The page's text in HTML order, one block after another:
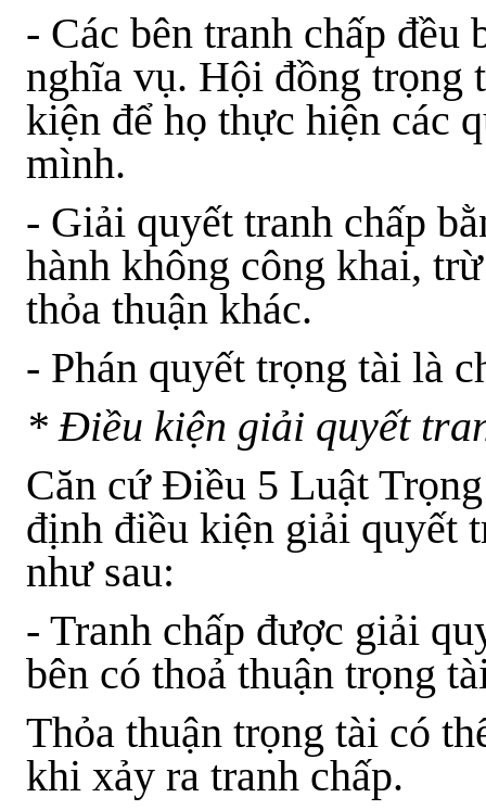
- Các bên tranh chấp đều
nghĩa vụ. Hội đồng trọng
kiện để họ thực hiện các
mình.
- Giải quyết tranh chấp
hành không công khai,
thỏa thuận khác.
- Phán quyết trọng tài là
* Điều kiện giải quyết
Căn cứ Điều 5 Luật
định điều kiện giải quyết
như sau:
- Tranh chấp được giải
bên có thoả thuận trọng
Thỏa thuận trọng tài có
khi xảy ra tranh chấp.